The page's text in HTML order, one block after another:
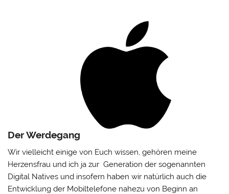
Der Werdegang
Wir vielleicht einige von Euch wissen, gehören meine
Herzensfrau und ich ja zur Generation der sogenannten
Digital Natives und insofern haben wir natürlich auch die
Entwicklung der Mobiltelefone nahezu von Beginn an